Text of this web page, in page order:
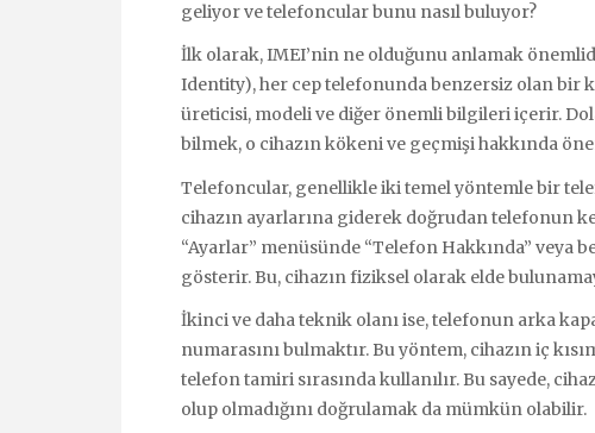
geliyor ve telefoncular bunu nasıl buluyor?
İlk olarak, IMEI’nin ne olduğunu anlamak
Identity), her cep telefonunda benzersiz olan bir
üreticisi, modeli ve diğer önemli bilgileri içerir.
bilmek, o cihazın kökeni ve geçmişi hakkında
Telefoncular, genellikle iki temel yöntemle bir
cihazın ayarlarına giderek doğrudan telefonun
“Ayarlar” menüsünde “Telefon Hakkında” veya
gösterir. Bu, cihazın fiziksel olarak elde
İkinci ve daha teknik olanı ise, telefonun arka
numarasını bulmaktır. Bu yöntem, cihazın iç
telefon tamiri sırasında kullanılır. Bu sayede,
olup olmadığını doğrulamak da mümkün olabilir.